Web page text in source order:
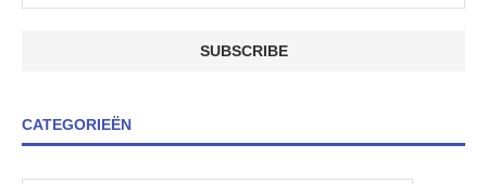
CATEGORIEËN